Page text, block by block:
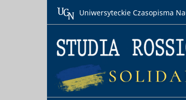
Uniwersyteckie Czasopisma